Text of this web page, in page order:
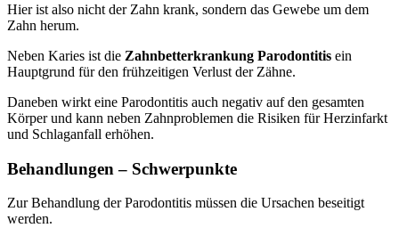
Hier ist also nicht der Zahn krank, sondern das Gewebe um dem
Zahn herum.
Neben Karies ist die Zahnbetterkrankung Parodontitis ein
Hauptgrund für den frühzeitigen Verlust der Zähne.
Daneben wirkt eine Parodontitis auch negativ auf den gesamten
Körper und kann neben Zahnproblemen die Risiken für Herzinfarkt
und Schlaganfall erhöhen.
Behandlungen – Schwerpunkte
Zur Behandlung der Parodontitis müssen die Ursachen beseitigt
werden.